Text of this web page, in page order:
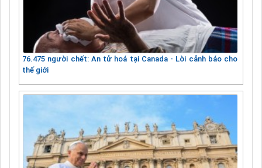
76.475 người chết: An tử hoá tại Canada - Lời cảnh báo cho
thế giới